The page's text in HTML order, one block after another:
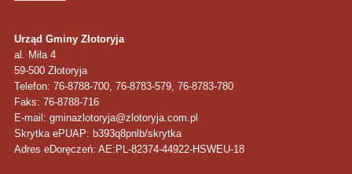
Urząd Gminy Złotoryja
al. Miła 4
59-500 Złotoryja
Telefon: 76-8788-700, 76-8783-579, 76-8783-780
Faks: 76-8788-716
E-mail: gminazlotoryja@zlotoryja.com.pl
Skrytka ePUAP: b393q8pnlb/skrytka
Adres eDoręczeń: AE:PL-82374-44922-HSWEU-18